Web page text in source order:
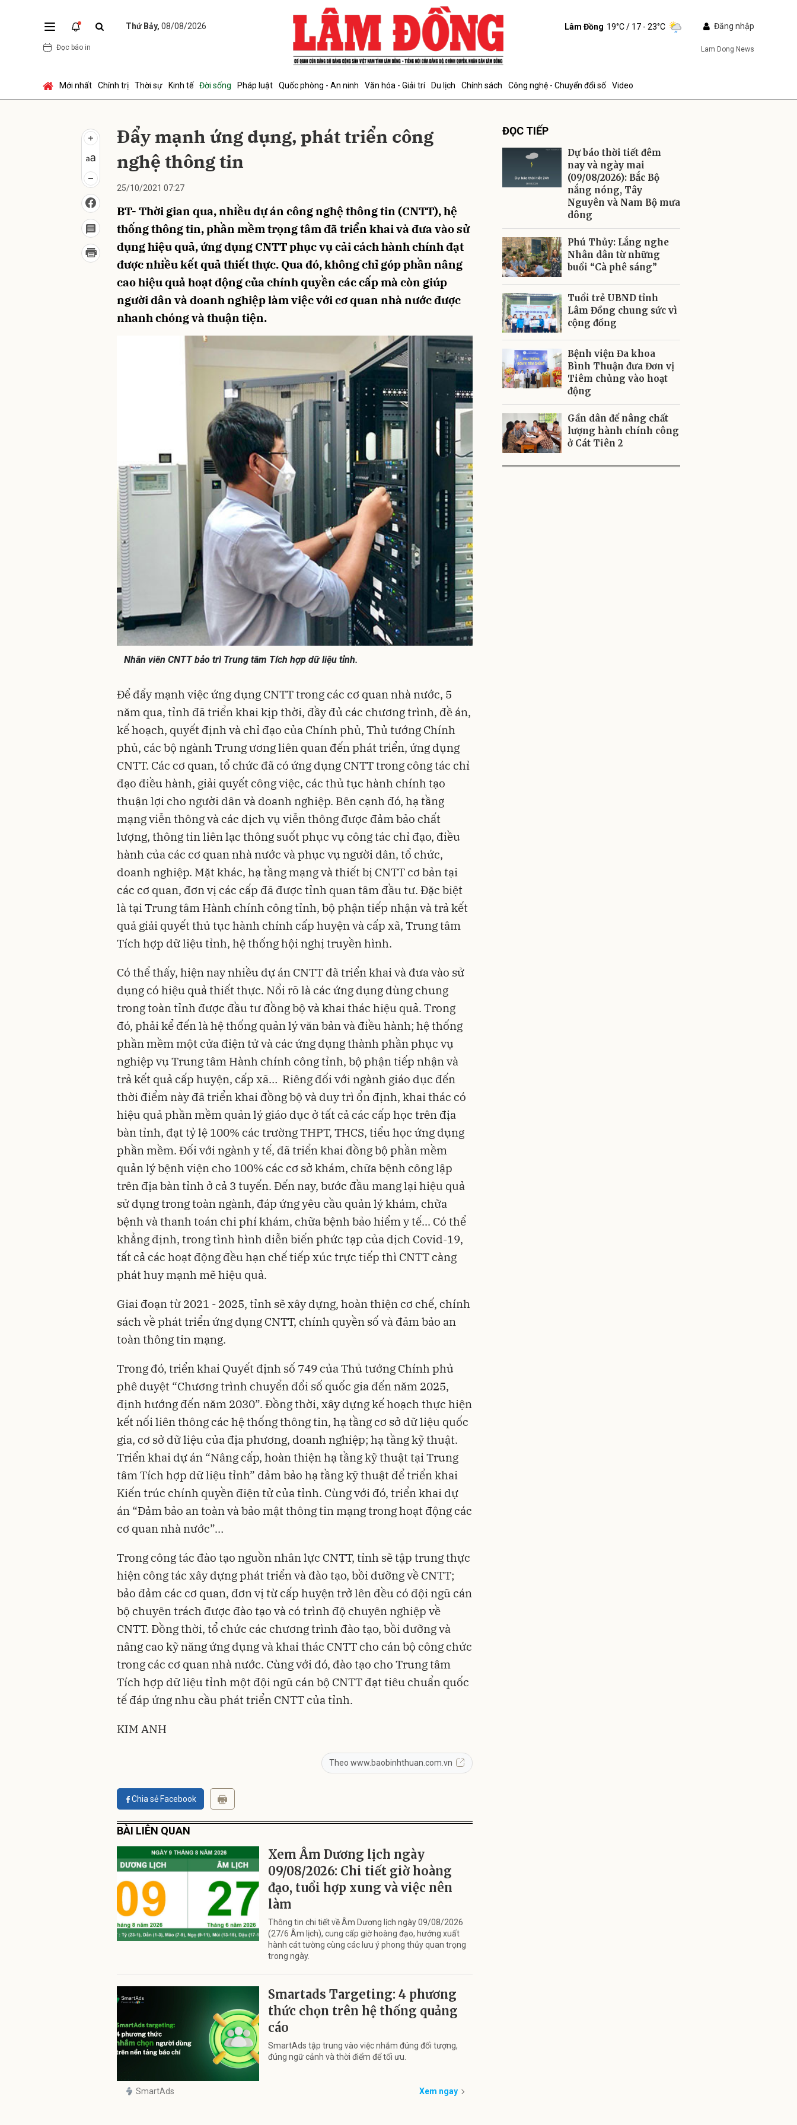
Thứ Bảy, 08/08/2026
Đọc báo in
Lâm Đồng 19°C/ 17 - 23°C Đăng nhập
Lam Dong News
Mới nhất Chính trị Thời sự Kinh tế Đời sống Pháp luật Quốc phòng - An ninh Văn hóa - Giải trí Du lịch Chính sách Công nghệ - Chuyển đổi số Video
Đẩy mạnh ứng dụng, phát triển công
nghệ thông tin
25/10/2021 07:27
BT- Thời gian qua, nhiều dự án công nghệ thông tin (CNTT), hệ
thống thông tin, phần mềm trọng tâm đã triển khai và đưa vào sử
dụng hiệu quả, ứng dụng CNTT phục vụ cải cách hành chính đạt
được nhiều kết quả thiết thực. Qua đó, không chỉ góp phần nâng
cao hiệu quả hoạt động của chính quyền các cấp mà còn giúp
người dân và doanh nghiệp làm việc với cơ quan nhà nước được
nhanh chóng và thuận tiện.
Nhân viên CNTT bảo trì Trung tâm Tích hợp dữ liệu tỉnh.
Để đẩy mạnh việc ứng dụng CNTT trong các cơ quan nhà nước, 5
năm qua, tỉnh đã triển khai kịp thời, đầy đủ các chương trình, đề án,
kế hoạch, quyết định và chỉ đạo của Chính phủ, Thủ tướng Chính
phủ, các bộ ngành Trung ương liên quan đến phát triển, ứng dụng
CNTT. Các cơ quan, tổ chức đã có ứng dụng CNTT trong công tác chỉ
đạo điều hành, giải quyết công việc, các thủ tục hành chính tạo
thuận lợi cho người dân và doanh nghiệp. Bên cạnh đó, hạ tầng
mạng viễn thông và các dịch vụ viễn thông được đảm bảo chất
lượng, thông tin liên lạc thông suốt phục vụ công tác chỉ đạo, điều
hành của các cơ quan nhà nước và phục vụ người dân, tổ chức,
doanh nghiệp. Mặt khác, hạ tầng mạng và thiết bị CNTT cơ bản tại
các cơ quan, đơn vị các cấp đã được tỉnh quan tâm đầu tư. Đặc biệt
là tại Trung tâm Hành chính công tỉnh, bộ phận tiếp nhận và trả kết
quả giải quyết thủ tục hành chính cấp huyện và cấp xã, Trung tâm
Tích hợp dữ liệu tỉnh, hệ thống hội nghị truyền hình.
Có thể thấy, hiện nay nhiều dự án CNTT đã triển khai và đưa vào sử
dụng có hiệu quả thiết thực. Nổi rõ là các ứng dụng dùng chung
trong toàn tỉnh được đầu tư đồng bộ và khai thác hiệu quả. Trong
đó, phải kể đến là hệ thống quản lý văn bản và điều hành; hệ thống
phần mềm một cửa điện tử và các ứng dụng thành phần phục vụ
nghiệp vụ Trung tâm Hành chính công tỉnh, bộ phận tiếp nhận và
trả kết quả cấp huyện, cấp xã… Riêng đối với ngành giáo dục đến
thời điểm này đã triển khai đồng bộ và duy trì ổn định, khai thác có
hiệu quả phần mềm quản lý giáo dục ở tất cả các cấp học trên địa
bàn tỉnh, đạt tỷ lệ 100% các trường THPT, THCS, tiểu học ứng dụng
phần mềm. Đối với ngành y tế, đã triển khai đồng bộ phần mềm
quản lý bệnh viện cho 100% các cơ sở khám, chữa bệnh công lập
trên địa bàn tỉnh ở cả 3 tuyến. Đến nay, bước đầu mang lại hiệu quả
sử dụng trong toàn ngành, đáp ứng yêu cầu quản lý khám, chữa
bệnh và thanh toán chi phí khám, chữa bệnh bảo hiểm y tế... Có thể
khẳng định, trong tình hình diễn biến phức tạp của dịch Covid-19,
tất cả các hoạt động đều hạn chế tiếp xúc trực tiếp thì CNTT càng
phát huy mạnh mẽ hiệu quả.
Giai đoạn từ 2021 - 2025, tỉnh sẽ xây dựng, hoàn thiện cơ chế, chính
sách về phát triển ứng dụng CNTT, chính quyền số và đảm bảo an
toàn thông tin mạng.
Trong đó, triển khai Quyết định số 749 của Thủ tướng Chính phủ
phê duyệt “Chương trình chuyển đổi số quốc gia đến năm 2025,
định hướng đến năm 2030”. Đồng thời, xây dựng kế hoạch thực hiện
kết nối liên thông các hệ thống thông tin, hạ tầng cơ sở dữ liệu quốc
gia, cơ sở dữ liệu của địa phương, doanh nghiệp; hạ tầng kỹ thuật.
Triển khai dự án “Nâng cấp, hoàn thiện hạ tầng kỹ thuật tại Trung
tâm Tích hợp dữ liệu tỉnh” đảm bảo hạ tầng kỹ thuật để triển khai
Kiến trúc chính quyền điện tử của tỉnh. Cùng với đó, triển khai dự
án “Đảm bảo an toàn và bảo mật thông tin mạng trong hoạt động các
cơ quan nhà nước”…
Trong công tác đào tạo nguồn nhân lực CNTT, tỉnh sẽ tập trung thực
hiện công tác xây dựng phát triển và đào tạo, bồi dưỡng về CNTT;
bảo đảm các cơ quan, đơn vị từ cấp huyện trở lên đều có đội ngũ cán
bộ chuyên trách được đào tạo và có trình độ chuyên nghiệp về
CNTT. Đồng thời, tổ chức các chương trình đào tạo, bồi dưỡng và
nâng cao kỹ năng ứng dụng và khai thác CNTT cho cán bộ công chức
trong các cơ quan nhà nước. Cùng với đó, đào tạo cho Trung tâm
Tích hợp dữ liệu tỉnh một đội ngũ cán bộ CNTT đạt tiêu chuẩn quốc
tế đáp ứng nhu cầu phát triển CNTT của tỉnh.
KIM ANH
Theo www.baobinhthuan.com.vn
Chia sẻ Facebook
BÀI LIÊN QUAN
Xem Âm Dương lịch ngày
09/08/2026: Chi tiết giờ hoàng
đạo, tuổi hợp xung và việc nên
làm
Thông tin chi tiết về Âm Dương lịch ngày 09/08/2026
(27/6 Âm lịch), cung cấp giờ hoàng đạo, hướng xuất
hành cát tường cùng các lưu ý phong thủy quan trọng
trong ngày.
Smartads Targeting: 4 phương
thức chọn trên hệ thống quảng
cáo
SmartAds tập trung vào việc nhắm đúng đối tượng,
đúng ngữ cảnh và thời điểm để tối ưu.
SmartAds Xem ngay
ĐỌC TIẾP
Dự báo thời tiết đêm
nay và ngày mai
(09/08/2026): Bắc Bộ
nắng nóng, Tây
Nguyên và Nam Bộ mưa
dông
Phú Thủy: Lắng nghe
Nhân dân từ những
buổi “Cà phê sáng”
Tuổi trẻ UBND tỉnh
Lâm Đồng chung sức vì
cộng đồng
Bệnh viện Đa khoa
Bình Thuận đưa Đơn vị
Tiêm chủng vào hoạt
động
Gần dân để nâng chất
lượng hành chính công
ở Cát Tiên 2
Gửi bình luận